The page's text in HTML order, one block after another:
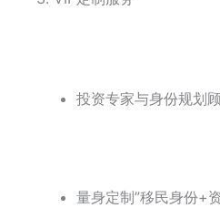
投资专家与身份规划
量身定制”移民身份+